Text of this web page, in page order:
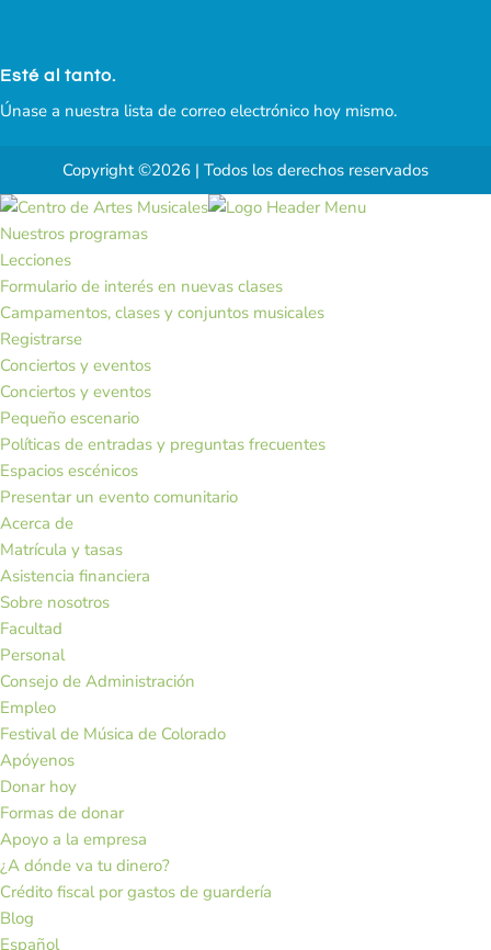
Esté al tanto.
Únase a nuestra lista de correo electrónico hoy mismo.
Copyright ©2026 | Todos los derechos reservados
Nuestros programas
Lecciones
Formulario de interés en nuevas clases
Campamentos, clases y conjuntos musicales
Registrarse
Conciertos y eventos
Conciertos y eventos
Pequeño escenario
Políticas de entradas y preguntas frecuentes
Espacios escénicos
Presentar un evento comunitario
Acerca de
Matrícula y tasas
Asistencia financiera
Sobre nosotros
Facultad
Personal
Consejo de Administración
Empleo
Festival de Música de Colorado
Apóyenos
Donar hoy
Formas de donar
Apoyo a la empresa
¿A dónde va tu dinero?
Crédito fiscal por gastos de guardería
Blog
Español